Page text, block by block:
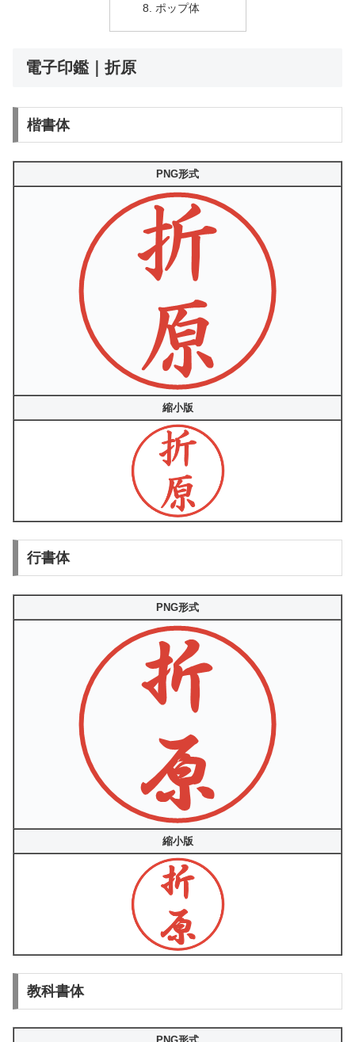
ポップ体
電子印鑑｜折原
楷書体
PNG形式
縮小版
行書体
PNG形式
縮小版
教科書体